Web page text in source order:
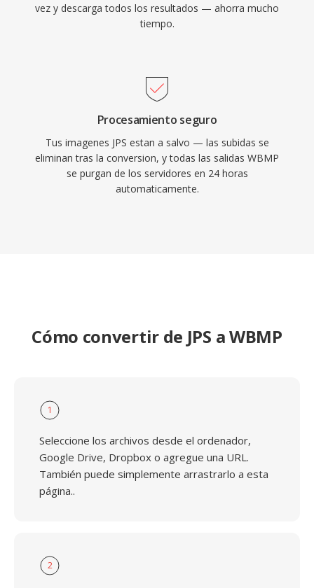
vez y descarga todos los resultados — ahorra mucho
tiempo.
Procesamiento seguro
Tus imagenes JPS estan a salvo — las subidas se
eliminan tras la conversion, y todas las salidas WBMP
se purgan de los servidores en 24 horas
automaticamente.
Cómo convertir de JPS a WBMP
1
Seleccione los archivos desde el ordenador,
Google Drive, Dropbox o agregue una URL.
También puede simplemente arrastrarlo a esta
página..
2